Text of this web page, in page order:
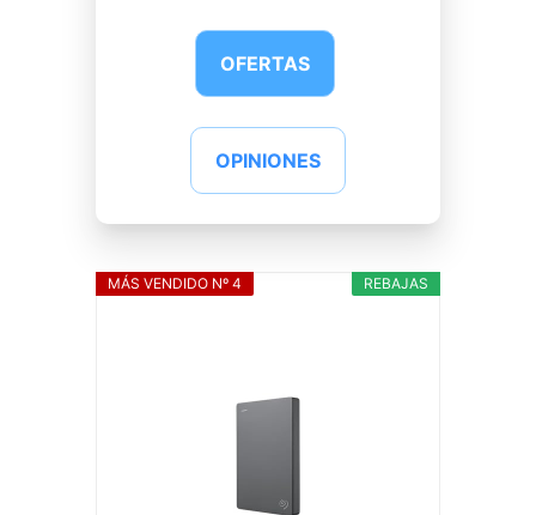
OFERTAS
OPINIONES
REBAJAS
MÁS VENDIDO Nº 4